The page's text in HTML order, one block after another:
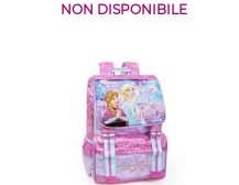
NON DISPONIBILE